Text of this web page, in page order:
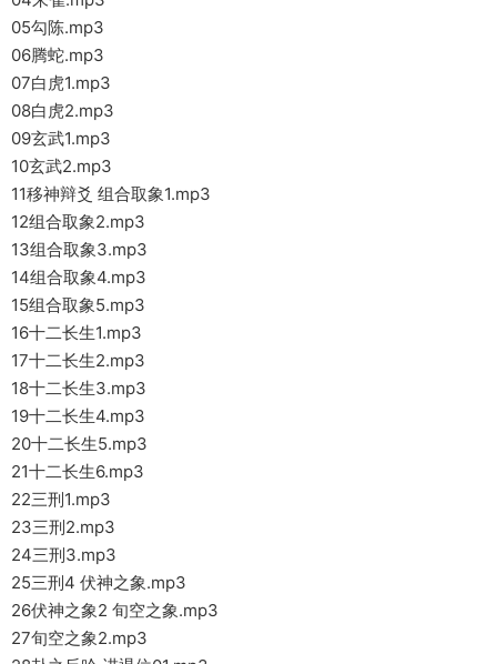
05勾陈.mp3
06腾蛇.mp3
07白虎1.mp3
08白虎2.mp3
09玄武1.mp3
10玄武2.mp3
11移神辩爻 组合取象1.mp3
12组合取象2.mp3
13组合取象3.mp3
14组合取象4.mp3
15组合取象5.mp3
16十二长生1.mp3
17十二长生2.mp3
18十二长生3.mp3
19十二长生4.mp3
20十二长生5.mp3
21十二长生6.mp3
22三刑1.mp3
23三刑2.mp3
24三刑3.mp3
25三刑4 伏神之象.mp3
26伏神之象2 旬空之象.mp3
27旬空之象2.mp3